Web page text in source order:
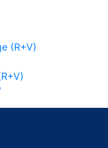
(R+V)